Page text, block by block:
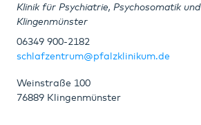
Klinik für Psychiatrie, Psychosomatik
Klingenmünster
06349 900-2182
schlafzentrum@pfalzklinikum.de
Weinstraße 100
76889 Klingenmünster